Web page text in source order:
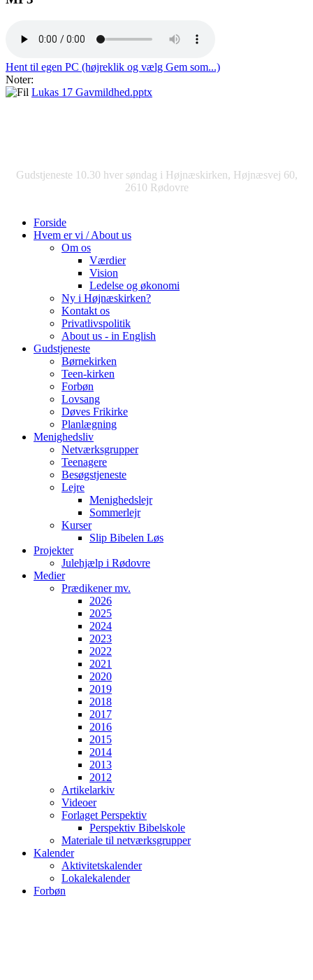
Hent til egen PC (højreklik og vælg Gem som...)
Noter:
Lukas 17 Gavmildhed.pptx
Gudstjeneste 10.30 hver søndag i Højnæskirken, Højnæsvej 60,
2610 Rødovre
Forside
Hvem er vi / About us
Om os
Værdier
Vision
Ledelse og økonomi
Ny i Højnæskirken?
Kontakt os
Privatlivspolitik
About us - in English
Gudstjeneste
Børnekirken
Teen-kirken
Forbøn
Lovsang
Døves Frikirke
Planlægning
Menighedsliv
Netværksgrupper
Teenagere
Besøgstjeneste
Lejre
Menighedslejr
Sommerlejr
Kurser
Slip Bibelen Løs
Projekter
Julehjælp i Rødovre
Medier
Prædikener mv.
2026
2025
2024
2023
2022
2021
2020
2019
2018
2017
2016
2015
2014
2013
2012
Artikelarkiv
Videoer
Forlaget Perspektiv
Perspektiv Bibelskole
Materiale til netværksgrupper
Kalender
Aktivitetskalender
Lokalekalender
Forbøn